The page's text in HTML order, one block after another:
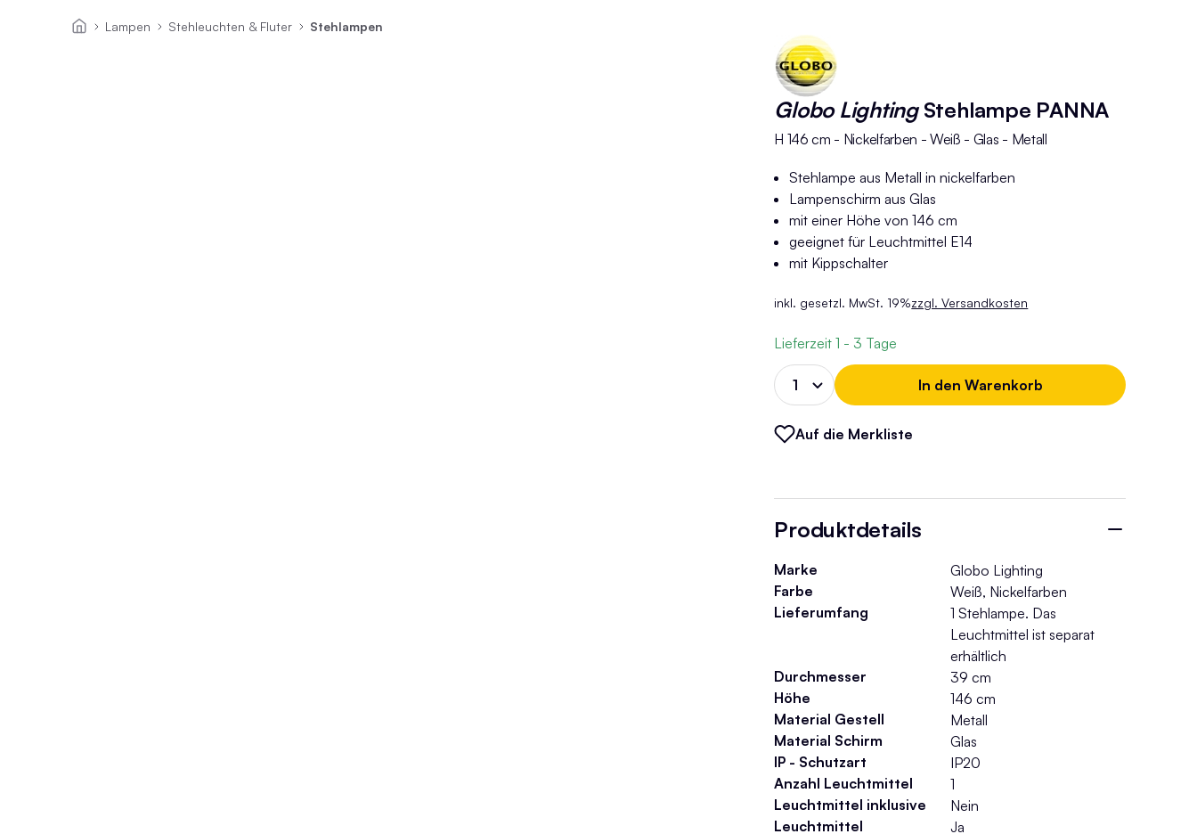
Lampen Stehleuchten & Fluter Stehlampen
Globo Lighting Stehlampe PANNA
H 146 cm - Nickelfarben - Weiß - Glas - Metall
inkl. gesetzl. MwSt. 19%zzgl. Versandkosten
Lieferzeit1 - 3 Tage
In den Warenkorb
Auf die Merkliste
Stehlampe aus Metall in nickelfarben
Lampenschirm aus Glas
mit einer Höhe von 146 cm
geeignet für Leuchtmittel E14
mit Kippschalter
Produktdetails
Marke
Globo Lighting
Farbe
Weiß, Nickelfarben
Lieferumfang
1 Stehlampe. Das
Leuchtmittel ist separat
erhältlich
Durchmesser
39 cm
Höhe
146 cm
Material Gestell
Metall
Material Schirm
Glas
IP - Schutzart
IP20
Anzahl Leuchtmittel
1
Leuchtmittel inklusive
Nein
Leuchtmittel
Ja